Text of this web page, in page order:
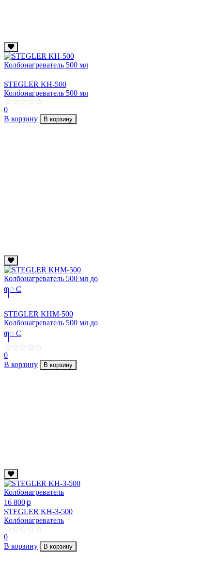
STEGLER KH-500
Колбонагреватель 500 мл
0
В корзину
В корзину
STEGLER KHM-500
Колбонагреватель 500 мл до
ꦺ C
0
В корзину
В корзину
16 800p
STEGLER KН-3-500
Колбонагреватель
0
В корзину
В корзину